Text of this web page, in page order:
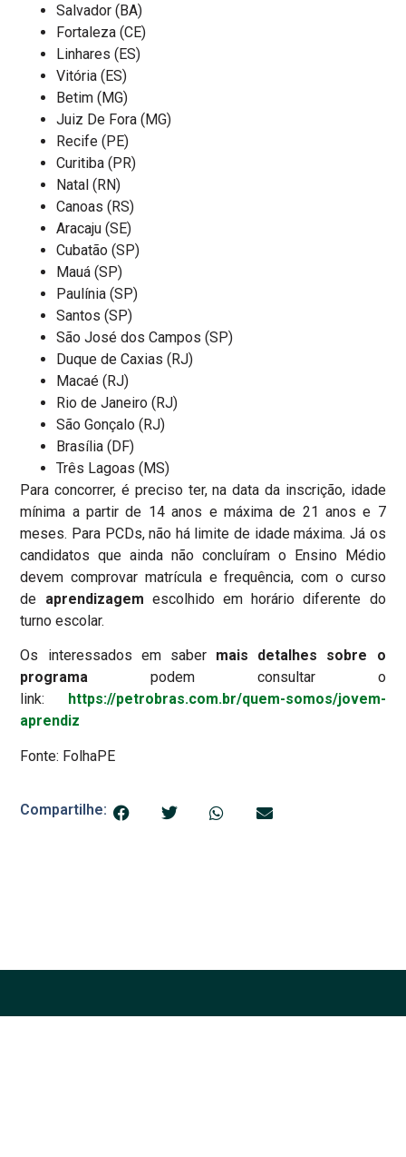
Salvador (BA)
Fortaleza (CE)
Linhares (ES)
Vitória (ES)
Betim (MG)
Juiz De Fora (MG)
Recife (PE)
Curitiba (PR)
Natal (RN)
Canoas (RS)
Aracaju (SE)
Cubatão (SP)
Mauá (SP)
Paulínia (SP)
Santos (SP)
São José dos Campos (SP)
Duque de Caxias (RJ)
Macaé (RJ)
Rio de Janeiro (RJ)
São Gonçalo (RJ)
Brasília (DF)
Três Lagoas (MS)
Para concorrer, é preciso ter, na data da inscrição, idade
mínima a partir de 14 anos e máxima de 21 anos e 7
meses. Para PCDs, não há limite de idade máxima. Já os
candidatos que ainda não concluíram o Ensino Médio
devem comprovar matrícula e frequência, com o curso
de aprendizagem escolhido em horário diferente do
turno escolar.
Os interessados em saber mais detalhes sobre o
programa podem consultar o
link:
https://petrobras.com.br/quem-somos/jovem-
aprendiz
Fonte: FolhaPE
Compartilhe: